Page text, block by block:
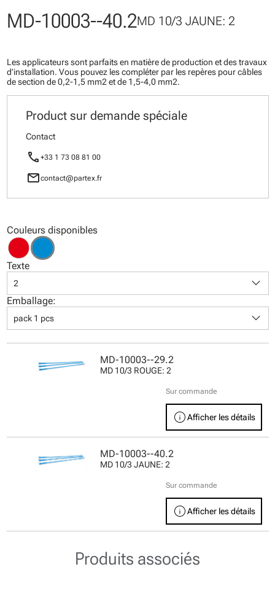
MD-10003--40.2MD 10/3 JAUNE: 2
Les applicateurs sont parfaits en matière de production et des travaux
d’installation. Vous pouvez les compléter par les repères pour câbles
de section de 0,2-1,5 mm2 et de 1,5-4,0 mm2.
Product sur demande spéciale
Contact
call +33 1 73 08 81 00
mailcontact@partex.fr
Couleurs disponibles
Texte
2 keyboard_arrow_down
Emballage:
pack 1 pcs keyboard_arrow_down
MD-10003--29.2
MD 10/3 ROUGE: 2
Sur commande
infoAfficher les détails
MD-10003--40.2
MD 10/3 JAUNE: 2
Sur commande
infoAfficher les détails
Produits associés